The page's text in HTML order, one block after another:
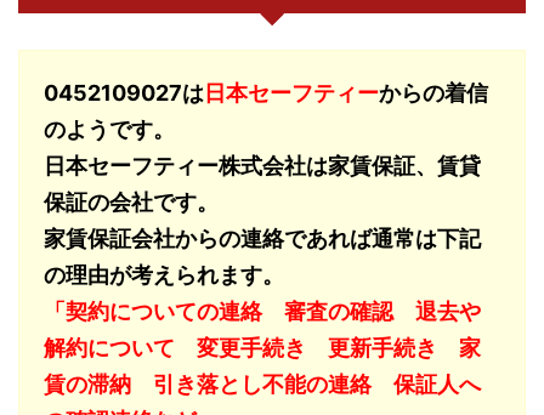
0452109027は日本セーフティーからの着信
のようです。
日本セーフティー株式会社は家賃保証、賃貸
保証の会社です。
家賃保証会社からの連絡であれば通常は下記
の理由が考えられます。
「契約についての連絡 審査の確認 退去や
解約について 変更手続き 更新手続き 家
賃の滞納 引き落とし不能の連絡 保証人へ